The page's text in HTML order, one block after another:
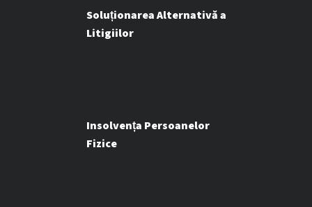
Soluționarea Alternativă a
Litigiilor
Insolvența Persoanelor
Fizice